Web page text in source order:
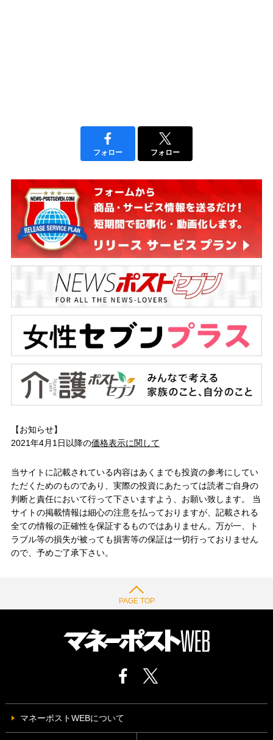
フォロー フォロー
【お知らせ】
2021年4月1日以降の価格表示に関して
当サイトに記載されている内容はあくまでも投資の参考にしてい
ただくためのものであり、実際の投資にあたっては読者ご自身の
判断と責任において行って下さいますよう、お願い致します。 当
サイトの掲載情報は細心の注意を払っておりますが、記載される
全ての情報の正確性を保証するものではありません。万が一、ト
ラブル等の損失が被っても損害等の保証は一切行っておりません
ので、予めご了承下さい。
PAGE TOP
マネーポストWEBについて